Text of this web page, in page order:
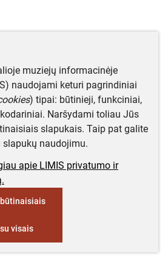
muziejų informacinėje
naudojami keturi pagrindiniai
) tipai: būtinieji, funkciniai,
Naršydami toliau Jūs
slapukais. Taip pat galite
naudojimu.
apie LIMIS privatumo ir
būtinaisiais
visais